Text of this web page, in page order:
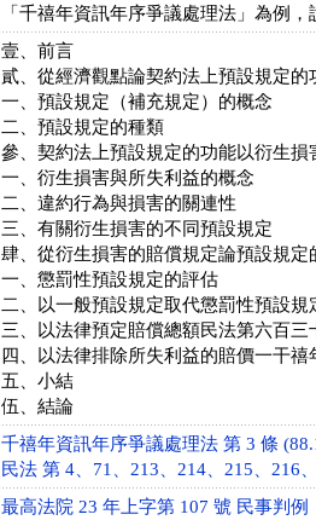
「千禧年資訊年序爭議處理法」為例
壹、前言
貳、從經濟觀點論契約法上預設規定的
一、預設規定（補充規定）的概念
二、預設規定的種類
參、契約法上預設規定的功能以衍生損
一、衍生損害與所失利益的概念
二、違約行為與損害的關連性
三、有關衍生損害的不同預設規定
肆、從衍生損害的賠償規定論預設規定
一、懲罰性預設規定的評估
二、以一般預設規定取代懲罰性預設規
三、以法律預定賠償總額民法第六百三
四、以法律排除所失利益的賠價一干
五、小結
伍、結論
千禧年資訊年序爭議處理法 第 3 條
民法 第 4、71、213、214、215、216
最高法院 23 年上字第 107 號 民事判例